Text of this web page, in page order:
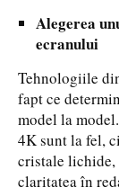
Alegerea
ecranului
Tehnologiile
fapt ce
model la
4K sunt la fel,
cristale
claritatea în